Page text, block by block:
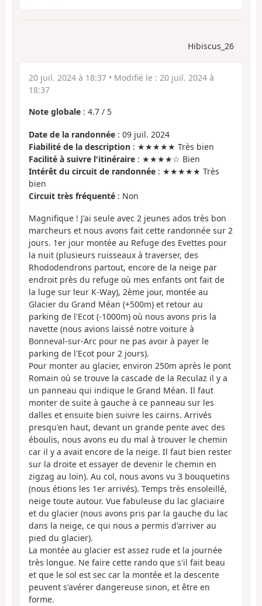
Hibiscus_26
20 juil. 2024 à 18:37 • Modifié le : 20 juil. 2024 à
18:37
Note globale : 4.7 / 5
Date de la randonnée : 09 juil. 2024
Fiabilité de la description : ★★★★★ Très bien
Facilité à suivre l'itinéraire : ★★★★☆ Bien
Intérêt du circuit de randonnée : ★★★★★ Très
bien
Circuit très fréquenté : Non
Magnifique ! J'ai seule avec 2 jeunes ados très bon
marcheurs et nous avons fait cette randonnée sur 2
jours. 1er jour montée au Refuge des Evettes pour
la nuit (plusieurs ruisseaux à traverser, des
Rhododendrons partout, encore de la neige par
endroit près du refuge où mes enfants ont fait de
la luge sur leur K-Way), 2ème jour, montée au
Glacier du Grand Méan (+500m) et retour au
parking de l'Ecot (-1000m) où nous avons pris la
navette (nous avions laissé notre voiture à
Bonneval-sur-Arc pour ne pas avoir à payer le
parking de l'Ecot pour 2 jours).
Pour monter au glacier, environ 250m après le pont
Romain où se trouve la cascade de la Reculaz il y a
un panneau qui indique le Grand Méan. Il faut
monter de suite à gauche à ce panneau sur les
dalles et ensuite bien suivre les cairns. Arrivés
presqu'en haut, devant un grande pente avec des
éboulis, nous avons eu du mal à trouver le chemin
car il y a avait encore de la neige. Il faut bien rester
sur la droite et essayer de devenir le chemin en
zigzag au loin). Au col, nous avons vu 3 bouquetins
(nous étions les 1er arrivés). Temps très ensoleillé,
neige toute autour. Vue fabuleuse du lac glaciaire
et du glacier (nous avons pris par la gauche du lac
dans la neige, ce qui nous a permis d'arriver au
pied du glacier).
La montée au glacier est assez rude et la journée
très longue. Ne faire cette rando que s'il fait beau
et que le sol est sec car la montée et la descente
peuvent s'avérer dangereuse sinon, et être en
forme.